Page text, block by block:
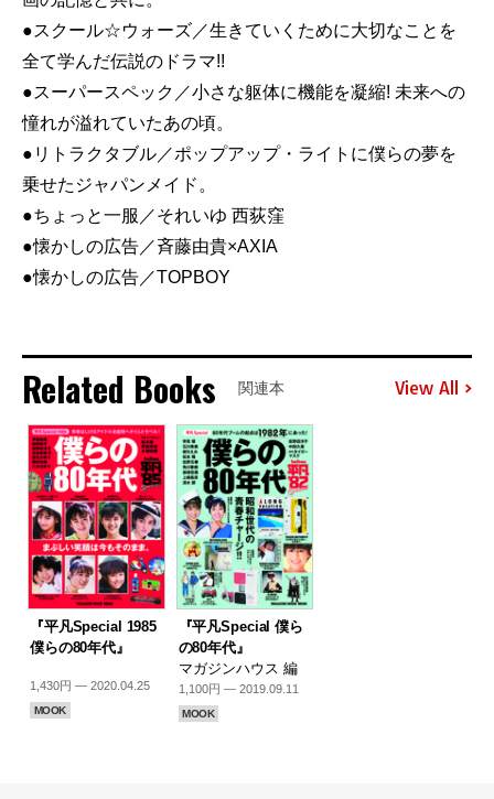
●スクール☆ウォーズ／生きていくために大切なことを
全て学んだ伝説のドラマ!!
●スーパースペック／小さな躯体に機能を凝縮! 未来への
憧れが溢れていたあの頃。
●リトラクタブル／ポップアップ・ライトに僕らの夢を
乗せたジャパンメイド。
●ちょっと一服／それいゆ 西荻窪
●懐かしの広告／斉藤由貴×AXIA
●懐かしの広告／TOPBOY
Related Books 関連本 View All
『平凡Special 1985
僕らの80年代』
1,430円 — 2020.04.25
MOOK
『平凡Special 僕ら
の80年代』
マガジンハウス 編
1,100円 — 2019.09.11
MOOK